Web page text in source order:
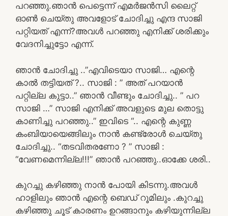
പറഞ്ഞു.ഞാന്‍ പെട്ടെന്ന് എമര്‍ജന്‍സി ലൈറ്റ്
ഓണ്‍ ചെയ്തു അവളോട്‌ ചോദിച്ചു എന്ദ സാജി
പറ്റിയത് എന്ന്?അവള്‍ പറഞ്ഞു എനിക്ക് ശരിക്കും
വേദനിച്ചുട്ടോ എന്ന്.
ഞാന്‍ ചോദിച്ചു ..”എവിടെയാ സാജി… എന്റെ
കാല്‍ തട്ടിയത് ?.. സാജി : ” അത് പറയാന്‍
പറ്റില്ല കുട്ടാ..” ഞാന്‍ വീണ്ടും ചോദിച്ചു.. ” പറ
സാജി …” സാജി എനിക്ക് അവളുടെ മുല തൊട്ടു
കാണിച്ചു പറഞ്ഞു..” ഇവിടെ “.. എന്റെ കുണ്ണ
കംബിയായെങ്ങിലും നാന്‍ കണ്ട്രോള്‍ ചെയ്തു
ചോദിച്ചു.. “തടവിതരണോ ? ” സാജി :
“വേണമെന്നില്ല!!!” ഞാന്‍ പറഞ്ഞു..ഓക്കേ ശരി..
കുറച്ചു കഴിഞ്ഞു നാന്‍ പോയി കിടന്നു.അവള്‍
ഹാളിലും ഞാന്‍ എന്റെ ബെഡ് റൂമിലും .കുറച്ചു
കഴിഞ്ഞു ചൂട് കാരണം ഉറങ്ങാനും കഴിയുന്നില്ല